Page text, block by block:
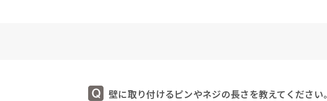
壁に取り付けるピンやネジの長さを教えてください。